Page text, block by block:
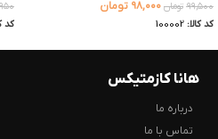
۹۹,۵۰۰ تومان ۹۸,۰۰۰ تومان
کد کالا: 100002 کد
هانا کازمتیکس
درباره ما
تماس با ما